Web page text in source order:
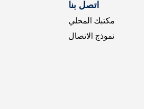
اتصل بنا
مكتبك المحلي
نموذج الاتصال